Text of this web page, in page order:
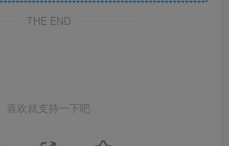
THE END
喜欢就支持一下吧